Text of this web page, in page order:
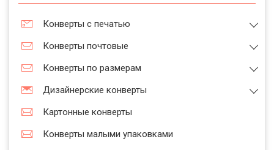
Конверты с печатью
Конверты почтовые
Конверты по размерам
Дизайнерские конверты
Картонные конверты
Конверты малыми упаковками